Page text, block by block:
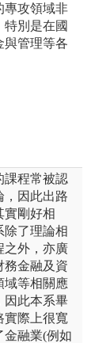
專攻領域非
特別是在國
與管理等各
課程常被認
，因此出路
實剛好相
除了理論相
之外，亦廣
務金融及資
域等相關應
因此本系畢
實際上很寬
金融業(例如